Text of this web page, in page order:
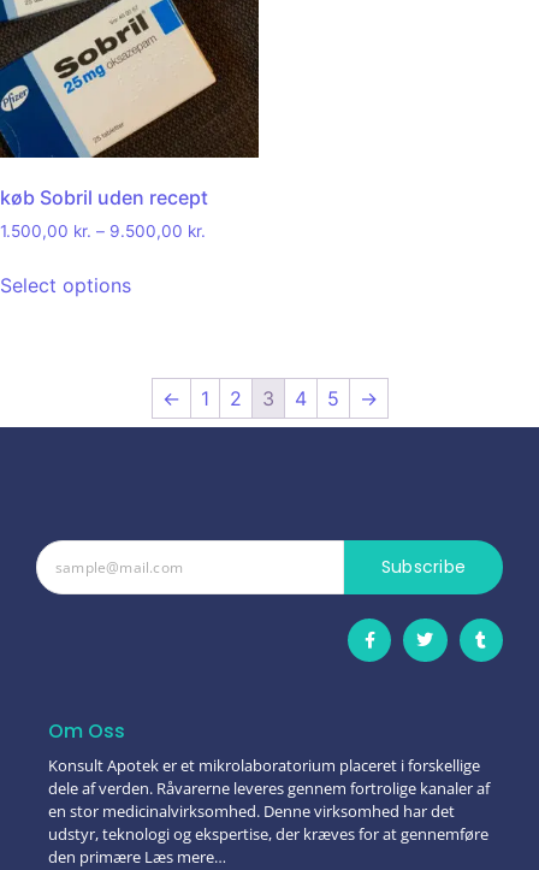
køb Sobril uden recept
1.500,00 kr. – 9.500,00 kr.
Select options
← 1 2 3 4 5 →
Subscribe
Om Oss
Konsult Apotek er et mikrolaboratorium placeret i forskellige
dele af verden. Råvarerne leveres gennem fortrolige kanaler af
en stor medicinalvirksomhed. Denne virksomhed har det
udstyr, teknologi og ekspertise, der kræves for at gennemføre
den primære Læs mere…